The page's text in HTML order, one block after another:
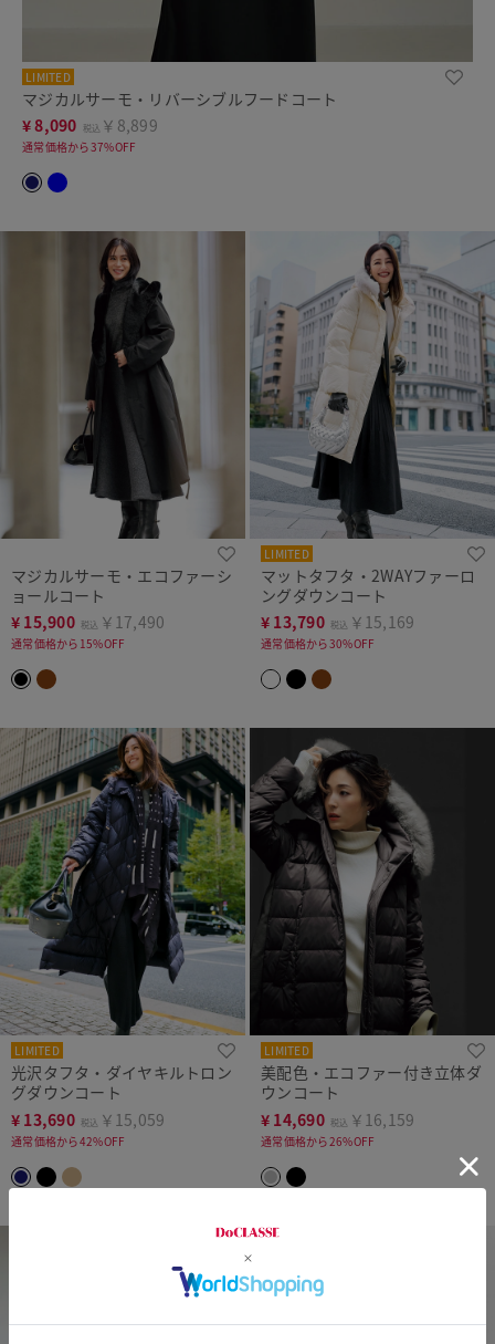
LIMITED
マジカルサーモ・リバーシブルフードコート
¥8,090 税込 ￥8,899
通常価格から37%OFF
マジカルサーモ・エコファーシ
ョールコート
¥ 15,900 税込 ￥17,490
通常価格から15%OFF
LIMITED
マットタフタ・2WAYファーロ
ングダウンコート
¥ 13,790 税込 ￥15,169
通常価格から30%OFF
LIMITED
光沢タフタ・ダイヤキルトロン
グダウンコート
¥ 13,690 税込 ￥15,059
通常価格から42%OFF
LIMITED
美配色・エコファー付き立体ダ
ウンコート
¥ 14,690 税込 ￥16,159
通常価格から26%OFF